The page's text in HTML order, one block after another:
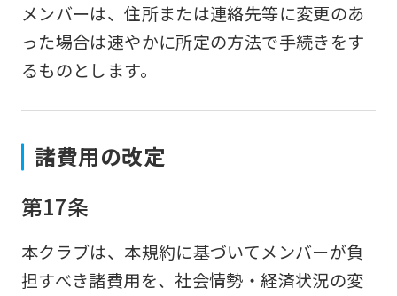
メンバーは、住所または連絡先等に変更のあ
った場合は速やかに所定の方法で手続きをす
るものとします。
諸費用の改定
第17条
本クラブは、本規約に基づいてメンバーが負
担すべき諸費用を、社会情勢・経済状況の変